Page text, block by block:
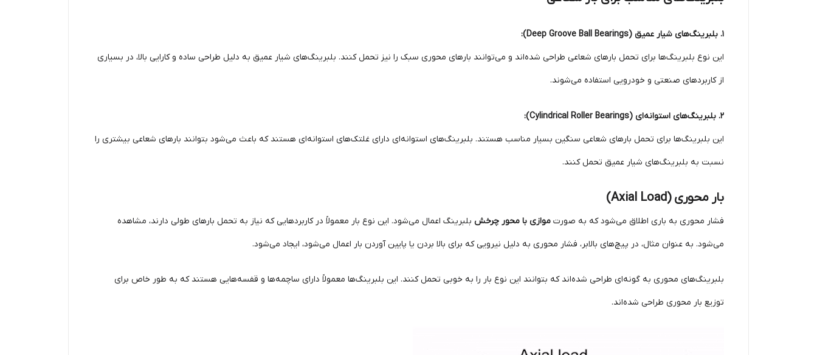
1. بلبرینگ‌های شیار عمیق (Deep Groove Ball Bearings):
این نوع بلبرینگ‌ها برای تحمل بارهای شعاعی طراحی شده‌اند و می‌توانند بارهای محوری سبک را نیز تحمل کنند. بلبرینگ‌های شیار عمیق به دلیل طراحی ساده و کارایی بالا، در بسیاری
از کاربردهای صنعتی و خودرویی استفاده می‌شوند.
2. بلبرینگ‌های استوانه‌ای (Cylindrical Roller Bearings):
این بلبرینگ‌ها برای تحمل بارهای شعاعی سنگین بسیار مناسب هستند. بلبرینگ‌های استوانه‌ای دارای غلتک‌های استوانه‌ای هستند که باعث می‌شود بتوانند بارهای شعاعی بیشتری را
نسبت به بلبرینگ‌های شیار عمیق تحمل کنند.
بار محوری (Axial Load)
فشار محوری به باری اطلاق می‌شود که به صورت موازی با محور چرخش بلبرینگ اعمال می‌شود. این نوع بار معمولاً در کاربردهایی که نیاز به تحمل بارهای طولی دارند، مشاهده
می‌شود. به عنوان مثال، در پیچ‌های بالابر، فشار محوری به دلیل نیرویی که برای بالا بردن یا پایین آوردن بار اعمال می‌شود، ایجاد می‌شود.
بلبرینگ‌های محوری به گونه‌ای طراحی شده‌اند که بتوانند این نوع بار را به خوبی تحمل کنند. این بلبرینگ‌ها معمولاً دارای ساچمه‌ها و قفسه‌هایی هستند که به طور خاص برای
توزیع بار محوری طراحی شده‌اند.